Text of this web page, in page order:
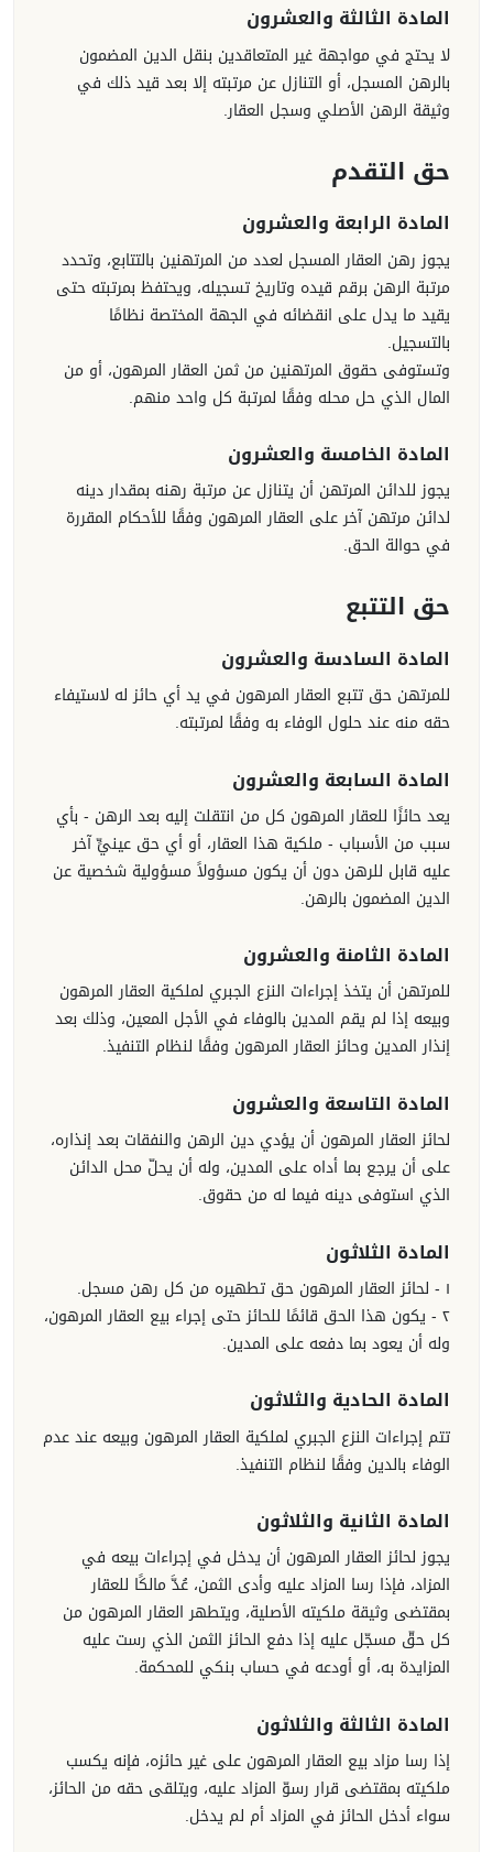
المادة الثالثة والعشرون
لا يحتج في مواجهة غير المتعاقدين بنقل الدين المضمون
بالرهن المسجل، أو التنازل عن مرتبته إلا بعد قيد ذلك في
وثيقة الرهن الأصلي وسجل العقار.
حق التقدم
المادة الرابعة والعشرون
يجوز رهن العقار المسجل لعدد من المرتهنين بالتتابع، وتحدد
مرتبة الرهن برقم قيده وتاريخ تسجيله، ويحتفظ بمرتبته حتى
يقيد ما يدل على انقضائه في الجهة المختصة نظامًا
بالتسجيل.
وتستوفى حقوق المرتهنين من ثمن العقار المرهون، أو من
المال الذي حل محله وفقًا لمرتبة كل واحد منهم.
المادة الخامسة والعشرون
يجوز للدائن المرتهن أن يتنازل عن مرتبة رهنه بمقدار دينه
لدائن مرتهن آخر على العقار المرهون وفقًا للأحكام المقررة
في حوالة الحق.
حق التتبع
المادة السادسة والعشرون
للمرتهن حق تتبع العقار المرهون في يد أي حائز له لاستيفاء
حقه منه عند حلول الوفاء به وفقًا لمرتبته.
المادة السابعة والعشرون
يعد حائزًا للعقار المرهون كل من انتقلت إليه بعد الرهن - بأي
سبب من الأسباب - ملكية هذا العقار، أو أي حق عينيٍّ آخر
عليه قابل للرهن دون أن يكون مسؤولاً مسؤولية شخصية عن
الدين المضمون بالرهن.
المادة الثامنة والعشرون
للمرتهن أن يتخذ إجراءات النزع الجبري لملكية العقار المرهون
وبيعه إذا لم يقم المدين بالوفاء في الأجل المعين، وذلك بعد
إنذار المدين وحائز العقار المرهون وفقًا لنظام التنفيذ.
المادة التاسعة والعشرون
لحائز العقار المرهون أن يؤدي دين الرهن والنفقات بعد إنذاره،
على أن يرجع بما أداه على المدين، وله أن يحلّ محل الدائن
الذي استوفى دينه فيما له من حقوق.
المادة الثلاثون
١ - لحائز العقار المرهون حق تطهيره من كل رهن مسجل.
٢ - يكون هذا الحق قائمًا للحائز حتى إجراء بيع العقار المرهون،
وله أن يعود بما دفعه على المدين.
المادة الحادية والثلاثون
تتم إجراءات النزع الجبري لملكية العقار المرهون وبيعه عند عدم
الوفاء بالدين وفقًا لنظام التنفيذ.
المادة الثانية والثلاثون
يجوز لحائز العقار المرهون أن يدخل في إجراءات بيعه في
المزاد، فإذا رسا المزاد عليه وأدى الثمن، عُدَّ مالكًا للعقار
بمقتضى وثيقة ملكيته الأصلية، ويتطهر العقار المرهون من
كل حقّ مسجّل عليه إذا دفع الحائز الثمن الذي رست عليه
المزايدة به، أو أودعه في حساب بنكي للمحكمة.
المادة الثالثة والثلاثون
إذا رسا مزاد بيع العقار المرهون على غير حائزه، فإنه يكسب
ملكيته بمقتضى قرار رسوّ المزاد عليه، ويتلقى حقه من الحائز،
سواء أدخل الحائز في المزاد أم لم يدخل.